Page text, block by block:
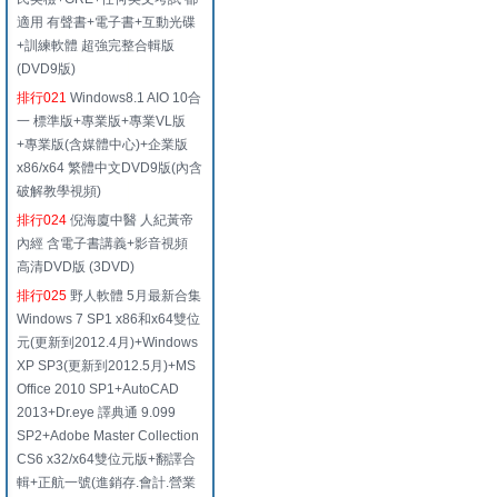
適用 有聲書+電子書+互動光碟
+訓練軟體 超強完整合輯版
(DVD9版)
排行021 Windows8.1 AIO 10合
一 標準版+專業版+專業VL版
+專業版(含媒體中心)+企業版
x86/x64 繁體中文DVD9版(內含
破解教學視頻)
排行024 倪海廈中醫 人紀黃帝
內經 含電子書講義+影音視頻
高清DVD版 (3DVD)
排行025 野人軟體 5月最新合集
Windows 7 SP1 x86和x64雙位
元(更新到2012.4月)+Windows
XP SP3(更新到2012.5月)+MS
Office 2010 SP1+AutoCAD
2013+Dr.eye 譯典通 9.099
SP2+Adobe Master Collection
CS6 x32/x64雙位元版+翻譯合
輯+正航一號(進銷存.會計.營業